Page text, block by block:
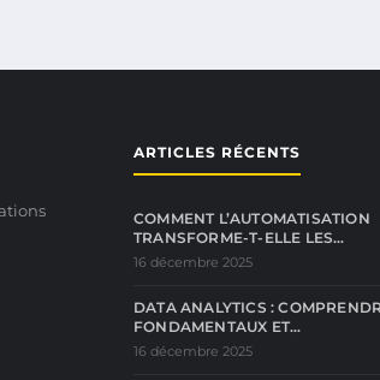
ARTICLES RÉCENTS
COMMENT L’AUTOMATISATION
TRANSFORME-T-ELLE LES…
16 décembre 2025
DATA ANALYTICS :
FONDAMENTAUX ET…
16 décembre 2025